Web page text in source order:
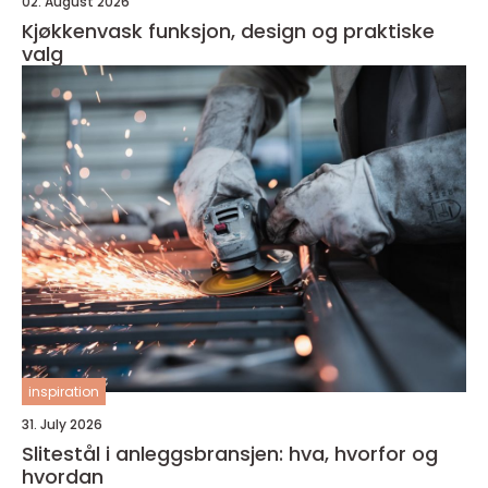
Kjøkkenvask funksjon, design og praktiske
valg
inspiration
31. July 2026
Slitestål i anleggsbransjen: hva, hvorfor og
hvordan